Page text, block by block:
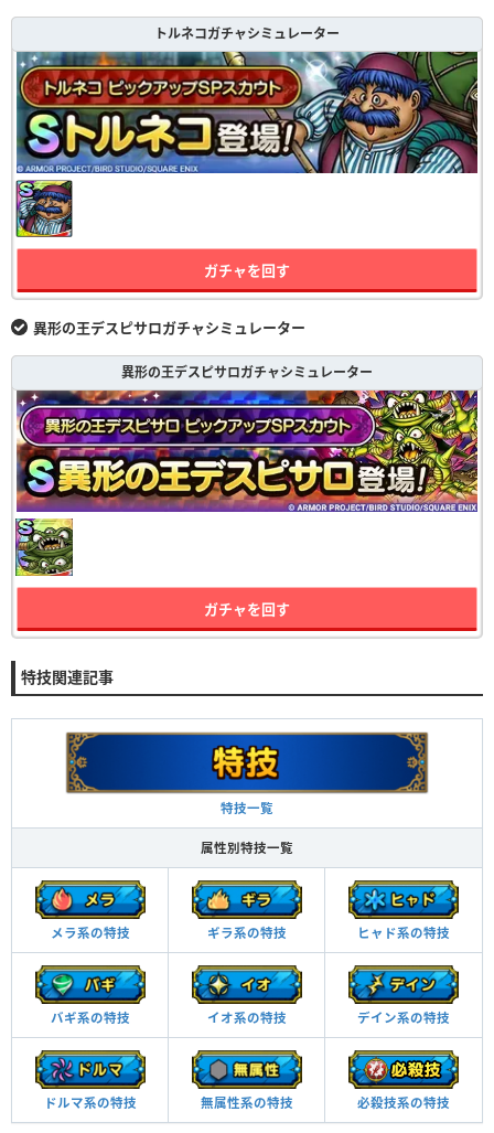
トルネコガチャシミュレーター
ガチャを回す
異形の王デスピサロガチャシミュレーター
異形の王デスピサロガチャシミュレーター
ガチャを回す
特技関連記事
特技一覧
属性別特技一覧
メラ系の特技 ギラ系の特技 ヒャド系の特技
バギ系の特技 イオ系の特技 デイン系の特技
ドルマ系の特技 無属性系の特技 必殺技系の特技